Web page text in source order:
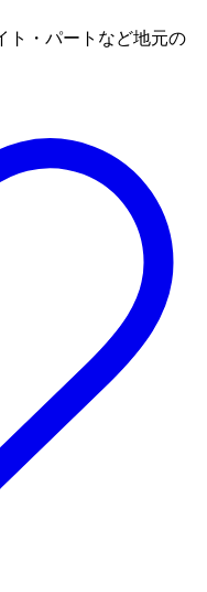
ト・パートなど地元の